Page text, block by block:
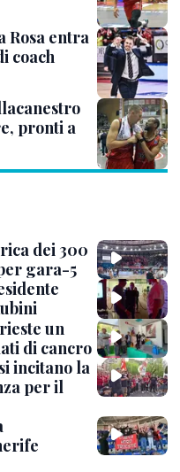
Rosa entra
coach
pronti a
dei 300
gara-5
un
di cancro
incitano la
per il